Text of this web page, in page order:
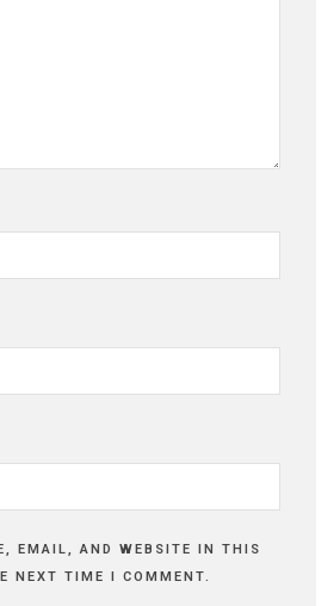
EMAIL, AND WEBSITE IN THIS
NEXT TIME I COMMENT.